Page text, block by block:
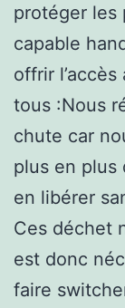
protéger les
capable
offrir
tous :Nous
chute car
plus en plus
en libérer
Ces déchet
est donc
faire